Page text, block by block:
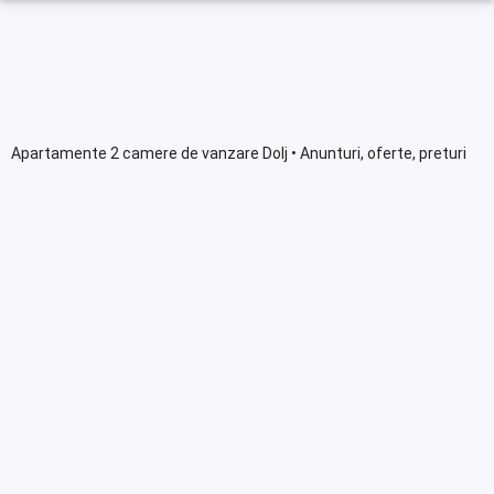
Apartamente 2 camere de vanzare Dolj • Anunturi, oferte, preturi